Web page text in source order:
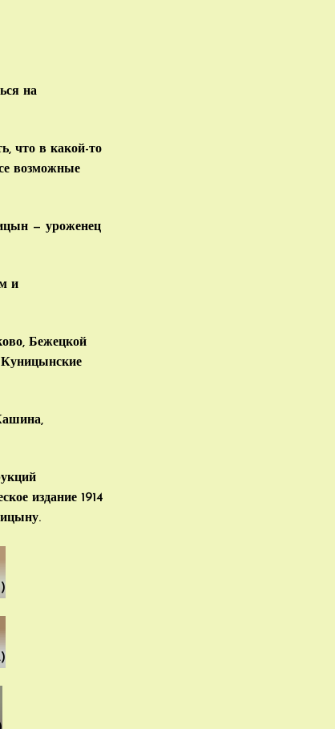
на
что в какой-то
возможные
— уроженец
и
Бежецкой
издание 1914